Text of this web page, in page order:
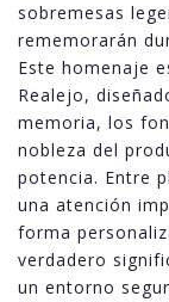
sobremesas
rememorarán
Este homenaje
Realejo,
memoria, los
nobleza del
potencia. Entre
una atención
forma
verdadero
un entorno